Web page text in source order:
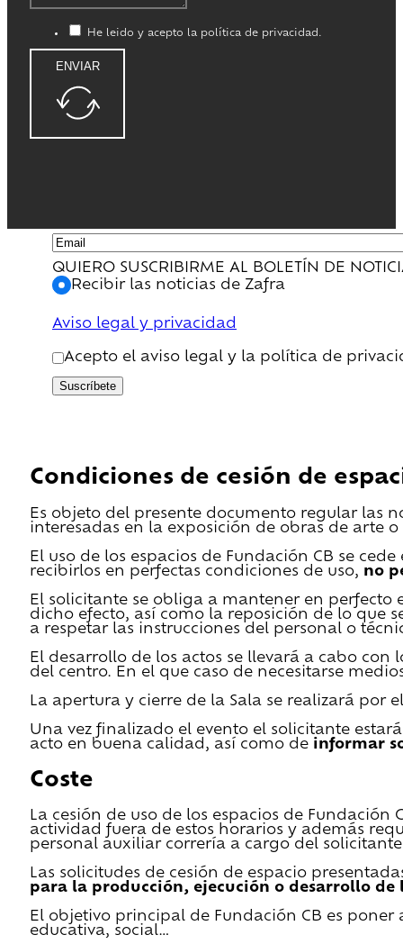
He leido y acepto la política de privacidad.
ENVIAR
QUIERO SUSCRIBIRME AL BOLETÍN DE
Recibir las noticias de Zafra
Aviso legal y privacidad
Acepto el aviso legal y la política de
Suscríbete
Condiciones de cesión de
Es objeto del presente documento regular las
interesadas en la exposición de obras de arte
El uso de los espacios de Fundación CB se
recibirlos en perfectas condiciones de uso, no
El solicitante se obliga a mantener en perfecto
dicho efecto, así como la reposición de lo que
a respetar las instrucciones del personal o
El desarrollo de los actos se llevará a cabo
del centro. En el que caso de necesitarse
La apertura y cierre de la Sala se realizará por
Una vez finalizado el evento el solicitante
acto en buena calidad, así como de informar
Coste
La cesión de uso de los espacios de
actividad fuera de estos horarios y además
personal auxiliar correría a cargo del
Las solicitudes de cesión de espacio
para la producción, ejecución o desarrollo de
El objetivo principal de Fundación CB es
educativa, social…